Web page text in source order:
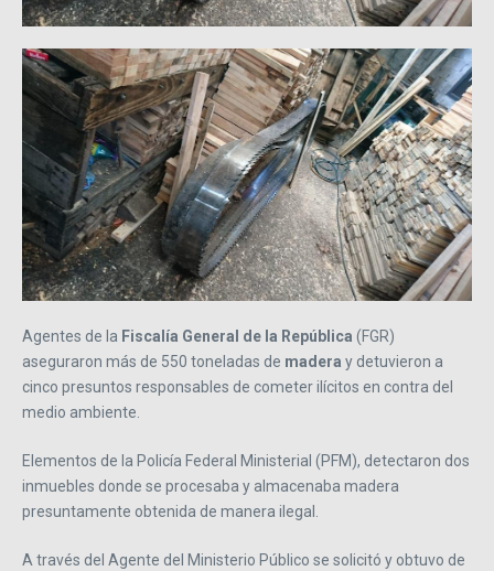
Agentes de la Fiscalía General de la República (FGR)
aseguraron más de 550 toneladas de madera y detuvieron a
cinco presuntos responsables de cometer ilícitos en contra del
medio ambiente.
Elementos de la Policía Federal Ministerial (PFM), detectaron dos
inmuebles donde se procesaba y almacenaba madera
presuntamente obtenida de manera ilegal.
A través del Agente del Ministerio Público se solicitó y obtuvo de